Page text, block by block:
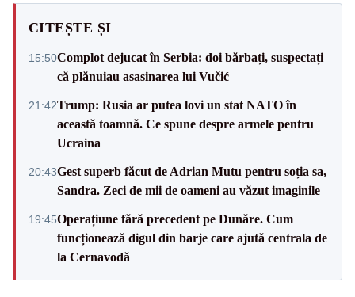
CITEȘTE ȘI
15:50Complot dejucat în Serbia: doi bărbați, suspectați
că plănuiau asasinarea lui Vučić
21:42Trump: Rusia ar putea lovi un stat NATO în
această toamnă. Ce spune despre armele pentru
Ucraina
20:43Gest superb făcut de Adrian Mutu pentru soția sa,
Sandra. Zeci de mii de oameni au văzut imaginile
19:45Operațiune fără precedent pe Dunăre. Cum
funcționează digul din barje care ajută centrala de
la Cernavodă